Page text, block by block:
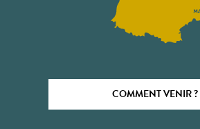
COMMENT VENIR ?